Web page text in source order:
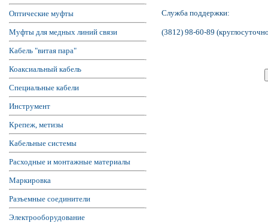
Оптические муфты
Муфты для медных линий связи
Кабель "витая пара"
Коаксиальный кабель
Специальные кабели
Инструмент
Крепеж, метизы
Кабельные системы
Расходные и монтажные материалы
Маркировка
Разъемные соединители
Электрооборудование
Служба поддержки:
(3812) 98-60-89